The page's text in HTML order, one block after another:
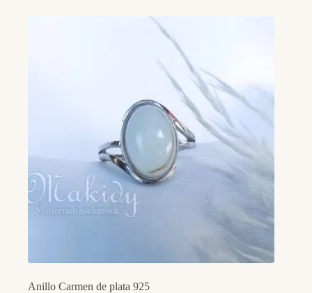
Anillo Carmen de plata 925